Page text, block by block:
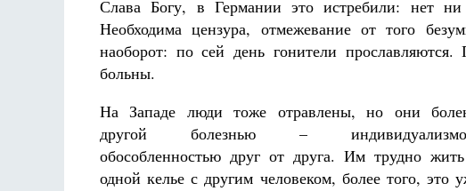
Слава Богу, в Германии это истребили: нет
Необходима цензура, отмежевание от того
наоборот: по сей день гонители
больны.
На Западе люди тоже отравлены, но они
другой болезнью –
обособленностью друг от друга. Им трудно
одной келье с другим человеком, более того, это